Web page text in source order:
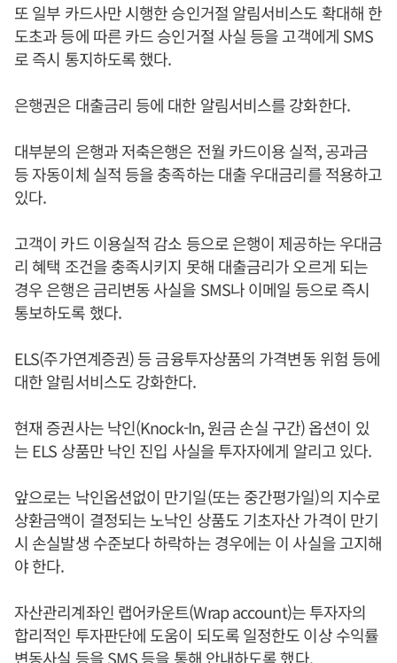
또 일부 카드사만 시행한 승인거절 알림서비스도 확대해 한
도초과 등에 따른 카드 승인거절 사실 등을 고객에게 SMS
로 즉시 통지하도록 했다.
은행권은 대출금리 등에 대한 알림서비스를 강화한다.
대부분의 은행과 저축은행은 전월 카드이용 실적, 공과금
등 자동이체 실적 등을 충족하는 대출 우대금리를 적용하고
있다.
고객이 카드 이용실적 감소 등으로 은행이 제공하는 우대금
리 혜택 조건을 충족시키지 못해 대출금리가 오르게 되는
경우 은행은 금리변동 사실을 SMS나 이메일 등으로 즉시
통보하도록 했다.
ELS(주가연계증권) 등 금융투자상품의 가격변동 위험 등에
대한 알림서비스도 강화한다.
현재 증권사는 낙인(Knock-In, 원금 손실 구간) 옵션이 있
는 ELS 상품만 낙인 진입 사실을 투자자에게 알리고 있다.
앞으로는 낙인옵션없이 만기일(또는 중간평가일)의 지수로
상환금액이 결정되는 노낙인 상품도 기초자산 가격이 만기
시 손실발생 수준보다 하락하는 경우에는 이 사실을 고지해
야 한다.
자산관리계좌인 랩어카운트(Wrap account)는 투자자의
합리적인 투자판단에 도움이 되도록 일정한도 이상 수익률
변동사실 등을 SMS 등을 통해 안내하도록 했다.